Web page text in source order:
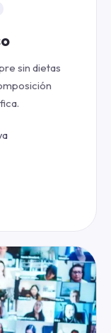
sin dietas